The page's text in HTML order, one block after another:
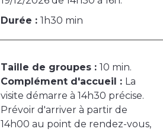
Durée : 1h30 min
Taille de groupes : 10 min.
Complément d'accueil : La
visite démarre à 14h30 précise.
Prévoir d'arriver à partir de
14h00 au point de rendez-vous,